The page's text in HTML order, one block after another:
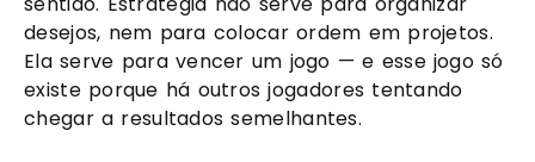
desejos, nem para colocar ordem em projetos.
Ela serve para vencer um jogo — e esse jogo só
existe porque há outros jogadores tentando
chegar a resultados semelhantes.